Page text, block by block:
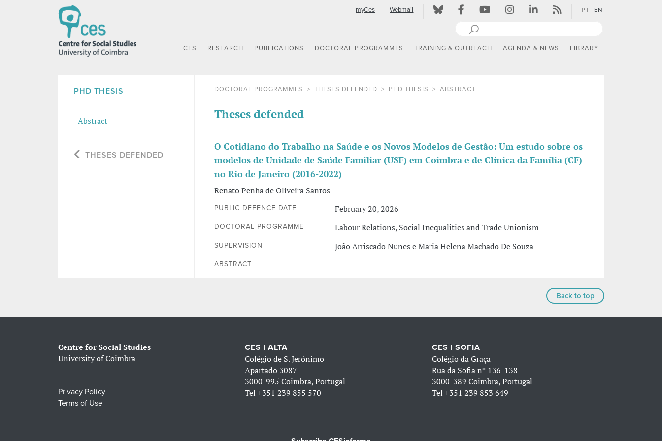
myCes Webmail PT EN
CES RESEARCH PUBLICATIONS DOCTORAL PROGRAMMES TRAINING & OUTREACH AGENDA & NEWS LIBRARY
PHD THESIS
Abstract
THESES DEFENDED
DOCTORAL PROGRAMMES THESES DEFENDED PHD THESIS ABSTRACT
Theses defended
O Cotidiano do Trabalho na Saúde e os Novos Modelos de Gestão: Um estudo sobre os
modelos de Unidade de Saúde Familiar (USF) em Coimbra e de Clínica da Família (CF)
no Rio de Janeiro (2016-2022)
Renato Penha de Oliveira Santos
PUBLIC DEFENCE DATE February 20, 2026
DOCTORAL PROGRAMME Labour Relations, Social Inequalities and Trade Unionism
SUPERVISION João Arriscado Nunes e Maria Helena Machado De Souza
ABSTRACT
Back to top
Centre for Social Studies
University of Coimbra
Privacy Policy
Terms of Use
CES | ALTA
Colégio de S. Jerónimo
Apartado 3087
3000-995 Coimbra, Portugal
Tel+351 239 855 570
CES | SOFIA
Colégio da Graça
Rua da Sofia nº 136-138
3000-389 Coimbra, Portugal
Tel +351 239 853 649